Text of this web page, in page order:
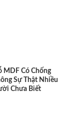
MDF Có Chống
Sự Thật Nhiều
Chưa Biết